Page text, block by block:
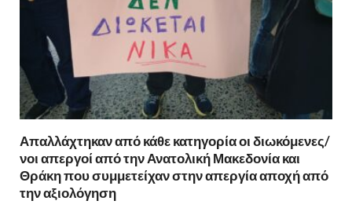
Απαλλάχτηκαν από κάθε κατηγορία οι διωκόμενες/
νοι απεργοί από την Ανατολική Μακεδονία και
Θράκη που συμμετείχαν στην απεργία αποχή από
την αξιολόγηση